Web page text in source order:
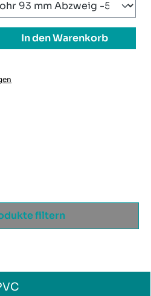
Gib den
In den Warenkorb
filtern